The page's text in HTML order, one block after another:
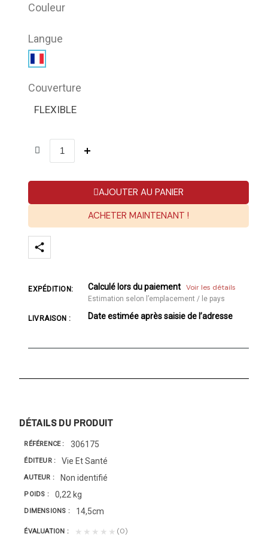
Couleur
Langue
Couverture
FLEXIBLE
AJOUTER AU PANIER
ACHETER MAINTENANT !
EXPÉDITION: Calculé lors du paiement Voir les détails
Estimation selon l’emplacement / le pays
LIVRAISON : Date estimée après saisie de l’adresse
DÉTAILS DU PRODUIT
RÉFÉRENCE 306175
ÉDITEUR Vie Et Santé
AUTEUR Non identifié
POIDS 0,22 kg
DIMENSIONS 14,5cm
ÉVALUATION ★★★★★ (0)